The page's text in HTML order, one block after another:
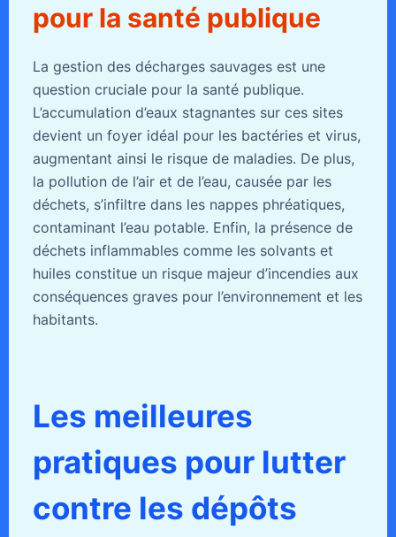
pour la santé publique
La gestion des décharges sauvages est une
question cruciale pour la santé publique.
L’accumulation d’eaux stagnantes sur ces sites
devient un foyer idéal pour les bactéries et virus,
augmentant ainsi le risque de maladies. De plus,
la pollution de l’air et de l’eau, causée par les
déchets, s’infiltre dans les nappes phréatiques,
contaminant l’eau potable. Enfin, la présence de
déchets inflammables comme les solvants et
huiles constitue un risque majeur d’incendies aux
conséquences graves pour l’environnement et les
habitants.
Les meilleures
pratiques pour lutter
contre les dépôts